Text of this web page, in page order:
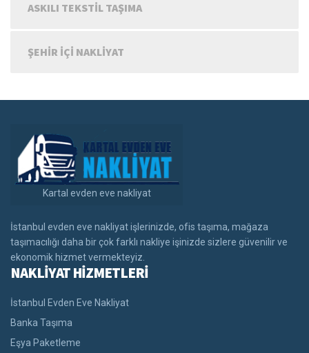
ASKILI TEKSTIL TAŞIMA
ŞEHIR IÇI NAKLIYAT
Kartal evden eve nakliyat
İstanbul evden eve nakliyat işlerinizde, ofis taşıma, mağaza
taşımacılığı daha bir çok farklı nakliye işinizde sizlere güvenilir ve
ekonomik hizmet vermekteyiz.
NAKLİYAT HİZMETLERİ
İstanbul Evden Eve Nakliyat
Banka Taşıma
Eşya Paketleme